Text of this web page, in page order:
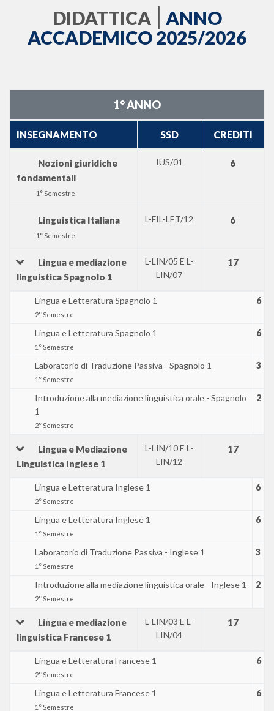
DIDATTICA | ANNO
ACCADEMICO 2025/2026
1° ANNO
INSEGNAMENTO SSD CREDITI
Nozioni giuridiche
fondamentali
1° Semestre
IUS/01 6
Linguistica Italiana
1° Semestre
L-FIL-LET/12 6
Lingua e mediazione
linguistica Spagnolo 1
L-LIN/05 E L-
LIN/07
17
Lingua e Letteratura Spagnolo 1
2° Semestre
6
Lingua e Letteratura Spagnolo 1
1° Semestre
6
Laboratorio di Traduzione Passiva - Spagnolo 1
1° Semestre
3
Introduzione alla mediazione linguistica orale - Spagnolo
1
2° Semestre
2
Lingua e Mediazione
Linguistica Inglese 1
L-LIN/10 E L-
LIN/12
17
Lingua e Letteratura Inglese 1
2° Semestre
6
Lingua e Letteratura Inglese 1
1° Semestre
6
Laboratorio di Traduzione Passiva - Inglese 1
1° Semestre
3
Introduzione alla mediazione linguistica orale - Inglese 1
2° Semestre
2
Lingua e mediazione
linguistica Francese 1
L-LIN/03 E L-
LIN/04
17
Lingua e Letteratura Francese 1
2° Semestre
6
Lingua e Letteratura Francese 1
1° Semestre
6